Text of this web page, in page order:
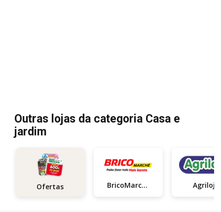
Outras lojas da categoria Casa e
jardim
Ofertas BricoMarché Agriloja